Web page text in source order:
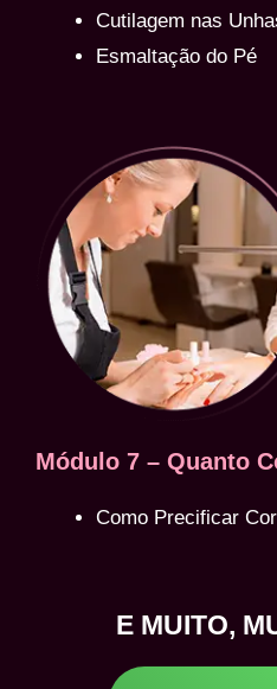
Cutilagem nas
Esmaltação do Pé
Módulo 7 – Quanto
Como Precificar
E MUITO,